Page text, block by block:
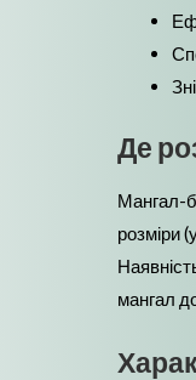
Де
Мангал-
розміри
мангал